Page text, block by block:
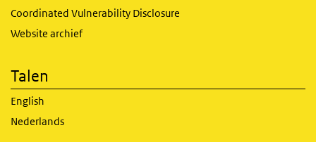
Coordinated Vulnerability Disclosure
Website archief
Talen
English
Nederlands